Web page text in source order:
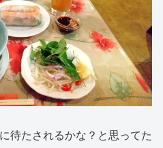
待たされるかな？と思ってた